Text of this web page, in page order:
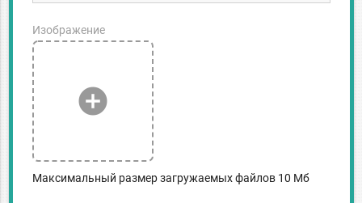
add_circle
Изображение
Максимальный размер загружаемых файлов 10 Мб